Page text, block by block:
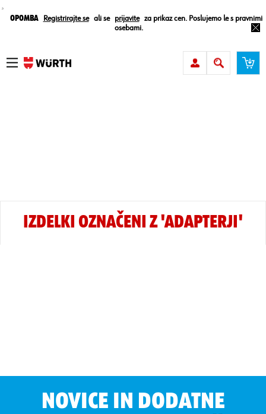
¸
Opomba Registrirajte se ali se prijavite
za prikaz cen. Poslujemo le s pravnimi
osebami.
IZDELKI OZNAČENI Z 'ADAPTERJI'
NOVICE IN DODATNE